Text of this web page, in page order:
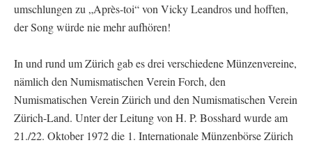
umschlungen zu „Après-toi“ von Vicky Leandros und hofften,
der Song würde nie mehr aufhören!
In und rund um Zürich gab es drei verschiedene Münzenvereine,
nämlich den Numismatischen Verein Forch, den
Numismatischen Verein Zürich und den Numismatischen Verein
Zürich-Land. Unter der Leitung von H. P. Bosshard wurde am
21./22. Oktober 1972 die 1. Internationale Münzenbörse Zürich